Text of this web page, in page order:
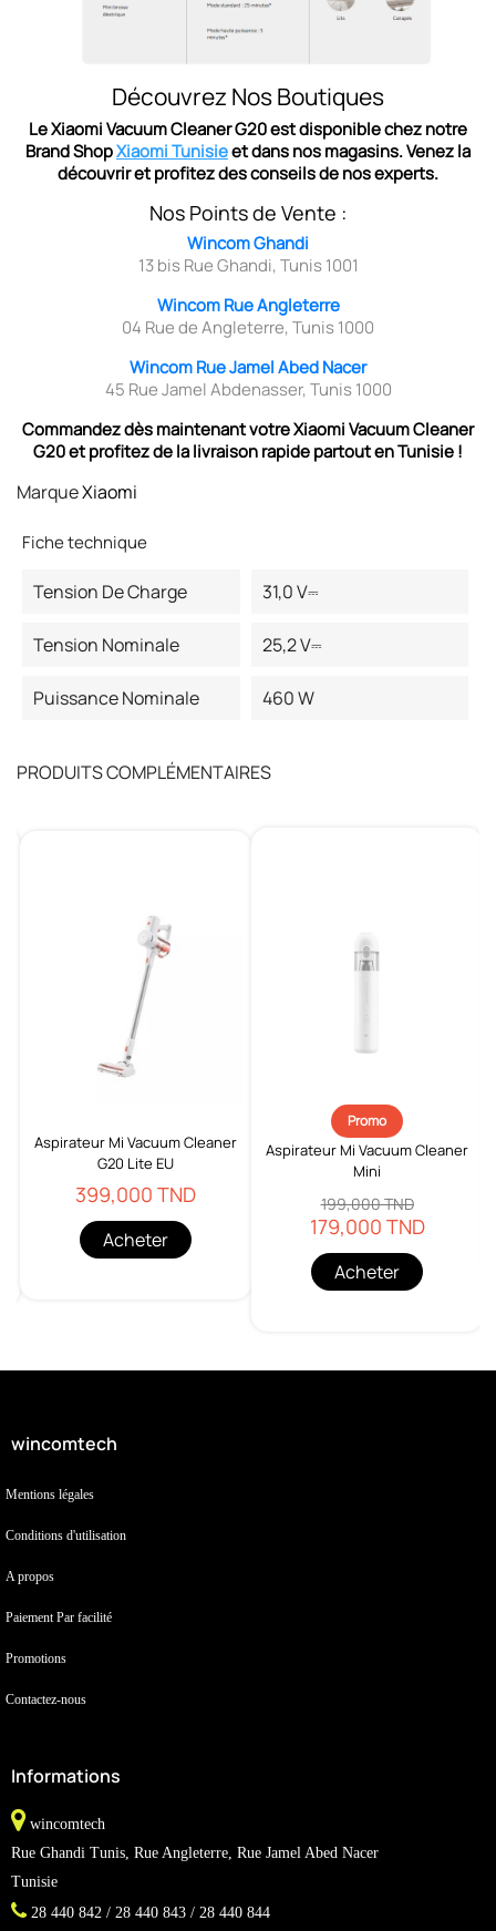
Découvrez Nos Boutiques
Le Xiaomi Vacuum Cleaner G20 est disponible chez notre
Brand ShopXiaomi Tunisieet dans nos magasins. Venez la
découvrir et profitez des conseils de nos experts.
Nos Points de Vente :
Wincom Ghandi
13 bis Rue Ghandi, Tunis 1001
Wincom Rue Angleterre
04 Rue de Angleterre, Tunis 1000
Wincom Rue Jamel Abed Nacer
45 Rue Jamel Abdenasser, Tunis 1000
Commandez dès maintenant votre Xiaomi Vacuum Cleaner
G20 et profitez de la livraison rapide partout en Tunisie !
MarqueXiaomi
Fiche technique
Tension De Charge 31,0 V⎓
Tension Nominale 25,2 V⎓
Puissance Nominale 460 W
PRODUITS COMPLÉMENTAIRES
Aspirateur Mi Vacuum Cleaner
G20 Lite EU
399,000 TND
Acheter
Promo
Aspirateur Mi Vacuum Cleaner
Mini
199,000 TND
179,000 TND
Acheter
wincomtech
Mentions légales
Conditions d'utilisation
A propos
Paiement Par facilité
Promotions
Contactez-nous
Informations
wincomtech
Rue Ghandi Tunis, Rue Angleterre, Rue Jamel Abed Nacer
Tunisie
28 440 842 / 28 440 843 / 28 440 844